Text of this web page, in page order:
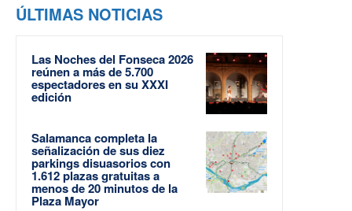
ÚLTIMAS NOTICIAS
Las Noches del Fonseca 2026
reúnen a más de 5.700
espectadores en su XXXI
edición
Salamanca completa la
señalización de sus diez
parkings disuasorios con
1.612 plazas gratuitas a
menos de 20 minutos de la
Plaza Mayor